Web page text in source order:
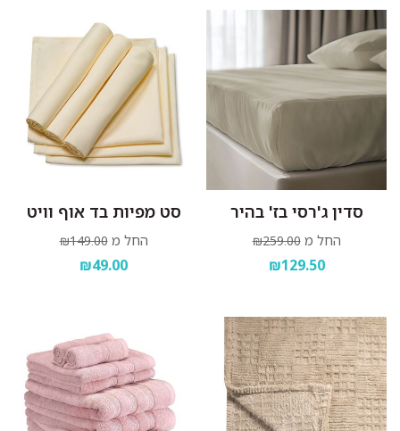
סדין ג'רסי בז' בהיר
החל מ ₪259.00
₪129.50
סט מפיות בד אוף וויט
החל מ ₪149.00
₪49.00